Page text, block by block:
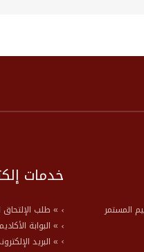
خدمات
» طلب الإلتحاق
» البوابة
» البريد
المستمر